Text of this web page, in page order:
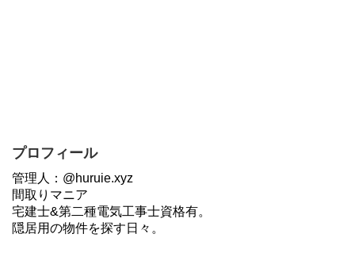
プロフィール
管理人：@huruie.xyz
間取りマニア
宅建士&第二種電気工事士資格有。
隠居用の物件を探す日々。